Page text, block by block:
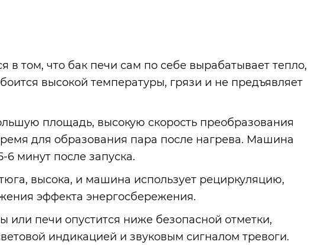
том, что бак печи сам по себе вырабатывает тепло,
высокой температуры, грязи и не предъявляет
площадь, высокую скорость преобразования
для образования пара после нагрева. Машина
6 минут после запуска.
высока, и машина использует рециркуляцию,
эффекта энергосбережения.
или печи опустится ниже безопасной отметки,
индикацией и звуковым сигналом тревоги.